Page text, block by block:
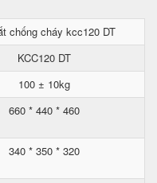
chống cháy kcc120 DT
KCC120 DT
100 ± 10kg
660 * 440 * 460
340 * 350 * 320